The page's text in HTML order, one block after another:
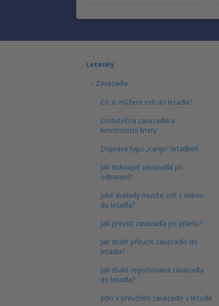
Letenky
Zavazadla
Co si můžete vzít do letadla?
Dodatečná zavazadla a
hmotnostní limity
Doprava typu „cargo“ letadlem
Jak dokoupit zavazadla po
odbavení?
Jaké doklady musíte vzít s sebou
do letadla?
Jak převzít zavazadla po příletu?
Jak sbalit příruční zavazadlo do
letadla?
Jak sbalit registrovaná zavazadla
do letadla?
Jídlo v příručním zavazadle v letadle